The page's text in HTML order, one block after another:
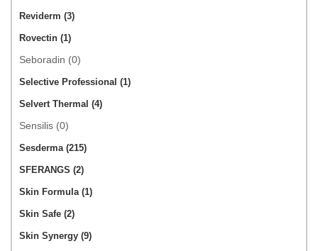
Reviderm (3)
Rovectin (1)
Seboradin (0)
Selective Professional (1)
Selvert Thermal (4)
Sensilis (0)
Sesderma (215)
SFERANGS (2)
Skin Formula (1)
Skin Safe (2)
Skin Synergy (9)